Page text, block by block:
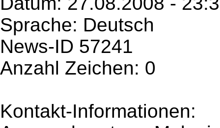
Sprache: Deutsch
News-ID 57241
Anzahl Zeichen: 0
Kontakt-Informationen: